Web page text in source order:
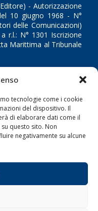
tecnologie come i cookie
del dispositivo. Il
di elaborare dati come il
questo sito. Non
negativamente su alcune
- Autorizzazione
10 giugno 1968 - N°
delle Comunicazioni)
r.l.: N° 1301 Iscrizione
Marittima al Tribunale